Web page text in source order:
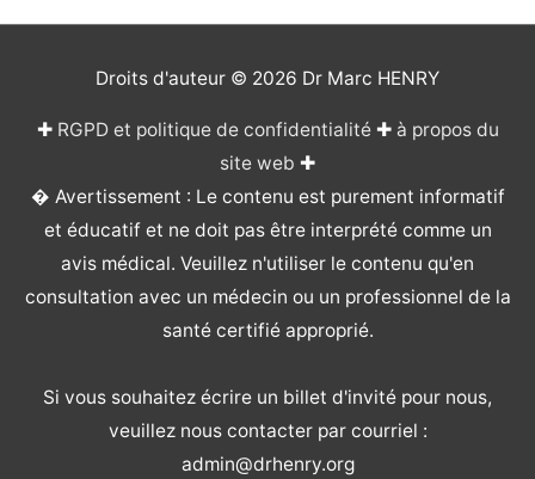
Droits d'auteur © 2026 Dr Marc HENRY
✚ RGPD et politique de confidentialité✚ à propos du
site web ✚
� Avertissement : Le contenu est purement informatif
et éducatif et ne doit pas être interprété comme un
avis médical. Veuillez n'utiliser le contenu qu'en
consultation avec un médecin ou un professionnel de la
santé certifié approprié.
Si vous souhaitez écrire un billet d'invité pour nous,
veuillez nous contacter par courriel :
admin@drhenry.org